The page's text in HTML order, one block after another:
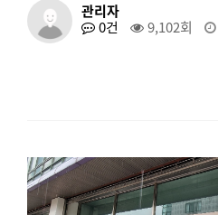
관리자
0건
9,102회